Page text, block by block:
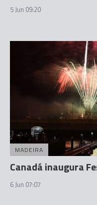
5 Jun 09:20
MADEIRA
Canadá inaugura
6 Jun 07:07